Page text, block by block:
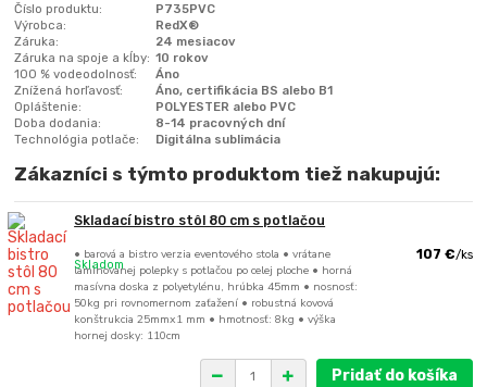
Číslo produktu:
P735PVC
Výrobca:
RedX®
Záruka:
24 mesiacov
Záruka na spoje a kĺby: 10 rokov
100 % vodeodolnosť:
Áno
Znížená horľavosť:
Áno, certifikácia BS alebo B1
Opláštenie:
POLYESTER alebo PVC
Doba dodania:
8-14 pracovných dní
Technológia potlače:
Digitálna sublimácia
Zákazníci s týmto produktom tiež nakupujú:
Skladací bistro stôl 80 cm s potlačou
• barová a bistro verzia eventového stola • vrátane
laminovanej polepky s potlačou po celej ploche • horná
masívna doska z polyetylénu, hrúbka 45mm • nosnosť:
50kg pri rovnomernom zaťažení • robustná kovová
konštrukcia 25mmx1 mm • hmotnosť: 8kg • výška
hornej dosky: 110cm
107 €/ks
Skladom
Pridať do košíka